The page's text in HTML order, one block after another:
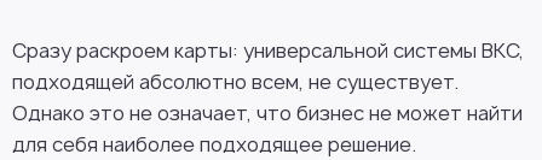
Сразу раскроем карты: универсальной системы ВКС,
подходящей абсолютно всем, не существует.
Однако это не означает, что бизнес не может найти
для себя наиболее подходящее решение.